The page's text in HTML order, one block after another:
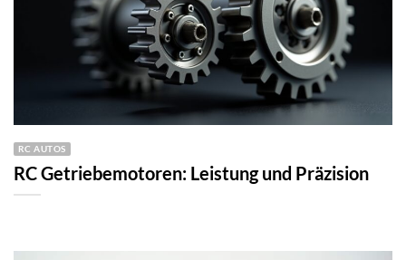
RC AUTOS
RC Getriebemotoren: Leistung und Präzision